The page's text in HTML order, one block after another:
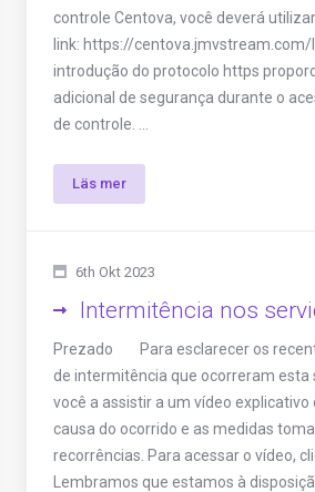
controle Centova, você deverá
link: https://
introdução do protocolo https
adicional de segurança durante o
de controle. ...
Läs mer
6th Okt 2023
Intermitência nos
Prezado Para esclarecer os
de intermitência que ocorreram esta
você a assistir a um vídeo explicativo
causa do ocorrido e as medidas
recorrências. Para acessar o vídeo,
Lembramos que estamos à